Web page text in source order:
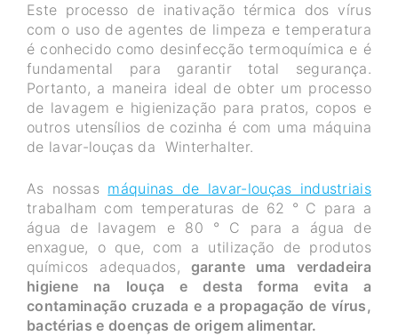
Este processo de inativação térmica dos vírus
com o uso de agentes de limpeza e temperatura
é conhecido como desinfecção termoquímica e é
fundamental para garantir total segurança.
Portanto, a maneira ideal de obter um processo
de lavagem e higienização para pratos, copos e
outros utensílios de cozinha é com uma máquina
de lavar-louças da Winterhalter.
As nossas máquinas de lavar-louças industriais
trabalham com temperaturas de 62 ° C para a
água de lavagem e 80 ° C para a água de
enxague, o que, com a utilização de produtos
químicos adequados, garante uma verdadeira
higiene na louça e desta forma evita a
contaminação cruzada e a propagação de vírus,
bactérias e doenças de origem alimentar.